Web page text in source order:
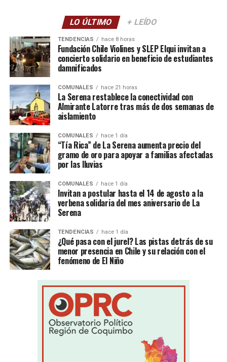
LO ÚLTIMO + LEÍDO
TENDENCIAS hace 8 horas
Fundación Chile Violines y SLEP Elqui invitan a
concierto solidario en beneficio de estudiantes
damnificados
COMUNALES hace 21 horas
La Serena restablece la conectividad con
Almirante Latorre tras más de dos semanas de
aislamiento
COMUNALES hace 1 día
“Tía Rica” de La Serena aumenta precio del
gramo de oro para apoyar a familias afectadas
por las lluvias
COMUNALES hace 1 día
Invitan a postular hasta el 14 de agosto a la
verbena solidaria del mes aniversario de La
Serena
TENDENCIAS hace 1 día
¿Qué pasa con el jurel? Las pistas detrás de su
menor presencia en Chile y su relación con el
fenómeno de El Niño